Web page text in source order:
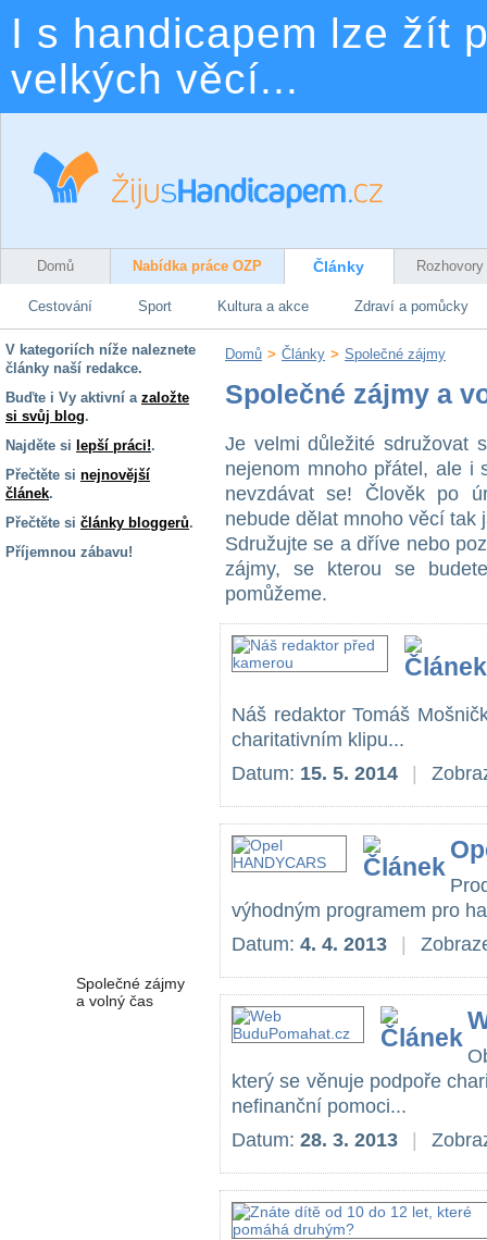
I s handicapem lze žít
velkých věcí...
Domů Nabídka práce OZP Články Rozhovory
Cestování Sport Kultura a akce Zdraví a pomůcky
V kategoriích níže naleznete
články naší redakce.
Buďte i Vy aktivní a založte
si svůj blog.
Najděte si lepší práci!.
Přečtěte si nejnovější
článek.
Přečtěte si články bloggerů.
Příjemnou zábavu!
Společné zájmy
a volný čas
Domů > Články > Společné zájmy
Společné zájmy a
Je velmi důležité sdružovat
nejenom mnoho přátel, ale i
nevzdávat se! Člověk po
nebude dělat mnoho věcí tak
Sdružujte se a dříve nebo
zájmy, se kterou se
pomůžeme.
Náš redaktor Tomáš
charitativním klipu...
Datum: 15. 5. 2014
výhodným programem pro
Datum: 4. 4. 2013
který se věnuje podpoře
nefinanční pomoci...
Datum: 28. 3. 2013